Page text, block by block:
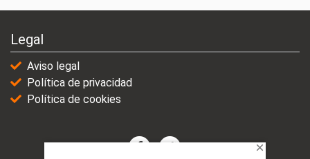
Legal
Aviso legal
Política de privacidad
Política de cookies